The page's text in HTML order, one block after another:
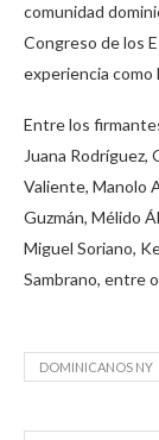
comunidad
Congreso de los
experiencia como
Entre los
Juana Rodríguez,
Valiente, Manolo
Guzmán, Mélido
Miguel Soriano,
Sambrano, entre
DOMINICANOS NY